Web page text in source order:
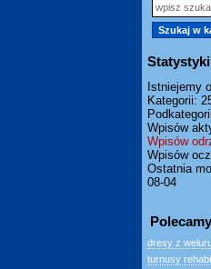
Istniejemy
Kategorii:
Wpisów
Wpisów
Wpisów
Ostatnia
08-04
dresy z
turnusy